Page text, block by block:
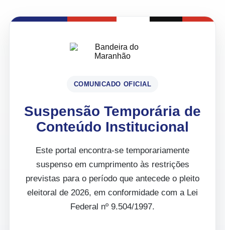
COMUNICADO OFICIAL
Suspensão Temporária de
Conteúdo Institucional
Este portal encontra-se temporariamente
suspenso em cumprimento às restrições
previstas para o período que antecede o pleito
eleitoral de 2026, em conformidade com a Lei
Federal nº 9.504/1997.